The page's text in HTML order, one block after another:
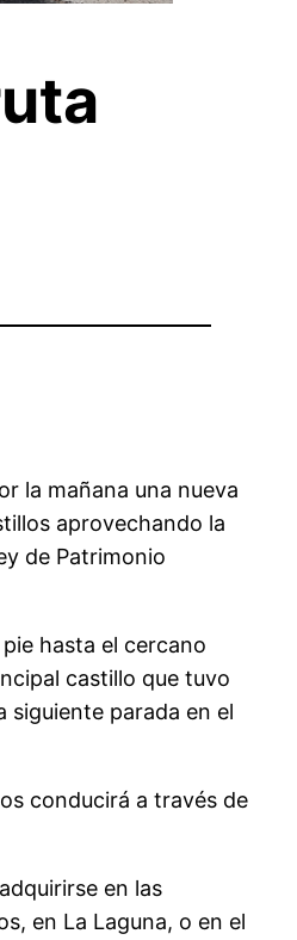
la mañana una nueva
aprovechando la
de Patrimonio
hasta el cercano
castillo que tuvo
siguiente parada en el
conducirá a través de
en las
en La Laguna, o en el